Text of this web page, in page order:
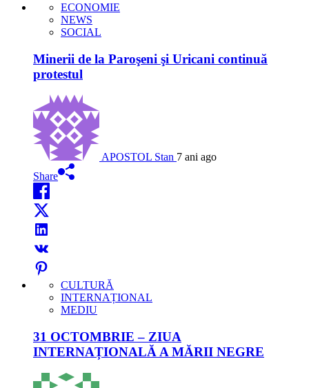
ECONOMIE
NEWS
SOCIAL
Minerii de la Paroşeni şi Uricani continuă
protestul
APOSTOL Stan 7 ani ago
Share
CULTURĂ
INTERNAȚIONAL
MEDIU
31 OCTOMBRIE – ZIUA
INTERNAȚIONALĂ A MĂRII NEGRE